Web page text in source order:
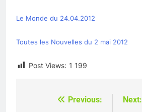
Le Monde du 24.04.2012
Toutes les Nouvelles du 2 mai 2012
Post Views: 1 199
NavigationPrevious:
Next: